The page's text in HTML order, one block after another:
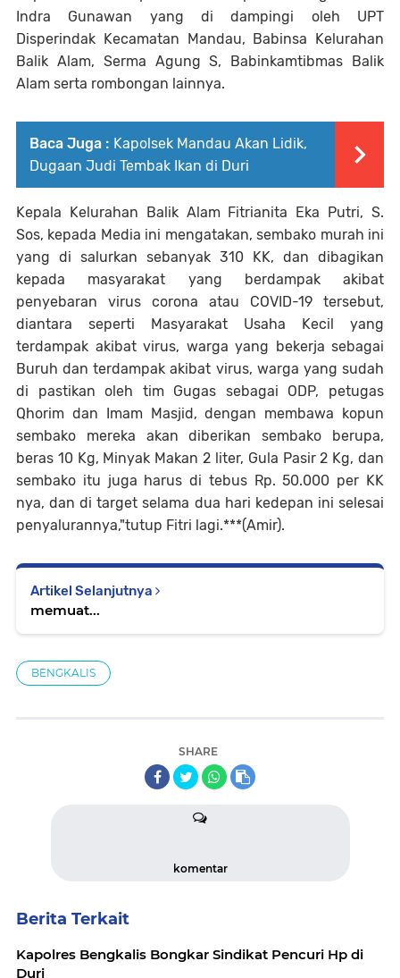
Indra Gunawan yang di dampingi oleh UPT
Disperindak Kecamatan Mandau, Babinsa Kelurahan
Balik Alam, Serma Agung S, Babinkamtibmas Balik
Alam serta rombongan lainnya.
Baca Juga : Kapolsek Mandau Akan Lidik,
Dugaan Judi Tembak Ikan di Duri
Kepala Kelurahan Balik Alam Fitrianita Eka Putri, S.
Sos, kepada Media ini mengatakan, sembako murah ini
yang di salurkan sebanyak 310 KK, dan dibagikan
kepada masyarakat yang berdampak akibat
penyebaran virus corona atau COVID-19 tersebut,
diantara seperti Masyarakat Usaha Kecil yang
terdampak akibat virus, warga yang bekerja sebagai
Buruh dan terdampak akibat virus, warga yang sudah
di pastikan oleh tim Gugas sebagai ODP, petugas
Qhorim dan Imam Masjid, dengan membawa kopun
sembako mereka akan diberikan sembako berupa,
beras 10 Kg, Minyak Makan 2 liter, Gula Pasir 2 Kg, dan
sembako itu juga harus di tebus Rp. 50.000 per KK
nya, dan di target selama dua hari kedepan ini selesai
penyalurannya,"tutup Fitri lagi.***(Amir).
Artikel Selanjutnya
memuat...
BENGKALIS
SHARE
komentar
Berita Terkait
Kapolres Bengkalis Bongkar Sindikat Pencuri Hp di
Duri